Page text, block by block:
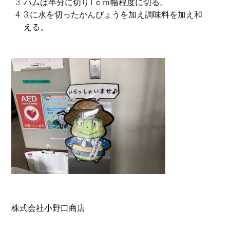
ハムは半分に切り1ｃｍ幅程度に切る。
3,に水を切ったかんぴょうを加え調味料を加え和
える。
株式会社小野口商店